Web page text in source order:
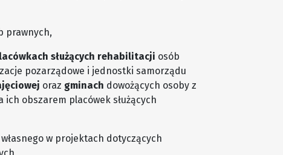
prawnych,
służących rehabilitacji osób
pozarządowe i jednostki samorządu
oraz gminach dowożących osoby z
obszarem placówek służących
w projektach dotyczących